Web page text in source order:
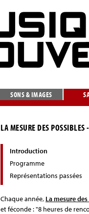
SONS & IMAGES
LA MESURE DES POSSIBLES
Introduction
Programme
Représentations passées
Chaque année, La mesure
et féconde : "8 heures de